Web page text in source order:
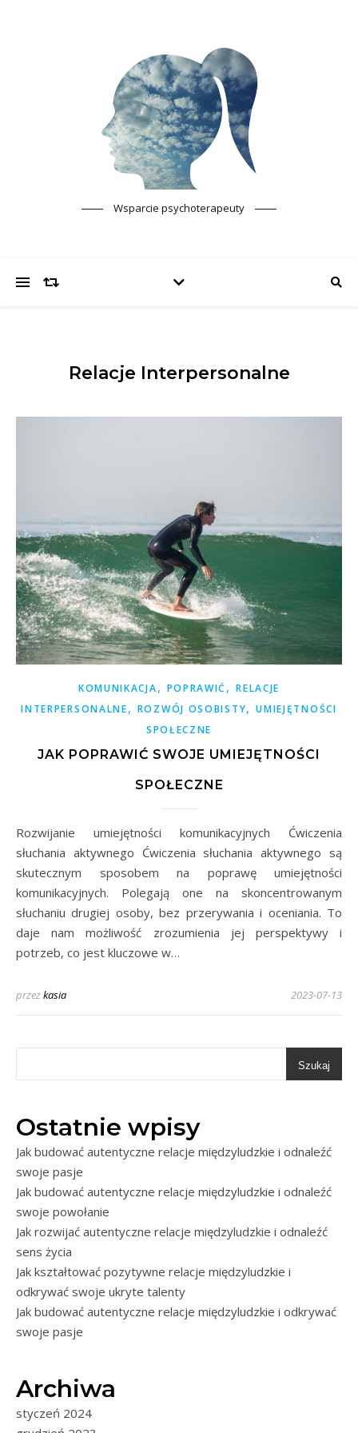
Wsparcie psychoterapeuty
Relacje Interpersonalne
KOMUNIKACJA, POPRAWIĆ ,RELACJE
INTERPERSONALNE, ROZWÓJ OSOBISTY,UMIEJĘTNOŚCI
SPOŁECZNE
JAK POPRAWIĆ SWOJE UMIEJĘTNOŚCI
SPOŁECZNE
Rozwijanie umiejętności komunikacyjnych Ćwiczenia
słuchania aktywnego Ćwiczenia słuchania aktywnego są
skutecznym sposobem na poprawę umiejętności
komunikacyjnych. Polegają one na skoncentrowanym
słuchaniu drugiej osoby, bez przerywania i oceniania. To
daje nam możliwość zrozumienia jej perspektywy i
potrzeb, co jest kluczowe w…
przezkasia 2023-07-13
Szukaj
Ostatnie wpisy
Jak budować autentyczne relacje międzyludzkie i odnaleźć
swoje pasje
Jak budować autentyczne relacje międzyludzkie i odnaleźć
swoje powołanie
Jak rozwijać autentyczne relacje międzyludzkie i odnaleźć
sens życia
Jak kształtować pozytywne relacje międzyludzkie i
odkrywać swoje ukryte talenty
Jak budować autentyczne relacje międzyludzkie i odkrywać
swoje pasje
Archiwa
styczeń 2024